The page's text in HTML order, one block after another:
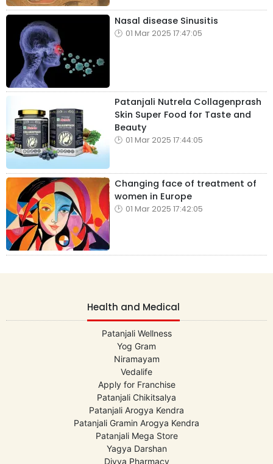
Nasal disease Sinusitis
01 Mar 2025 17:47:05
Patanjali Nutrela Collagenprash
Skin Super Food for Taste and
Beauty
01 Mar 2025 17:44:05
Changing face of treatment of
women in Europe
01 Mar 2025 17:42:05
Health and Medical
Patanjali Wellness
Yog Gram
Niramayam
Vedalife
Apply for Franchise
Patanjali Chikitsalya
Patanjali Arogya Kendra
Patanjali Gramin Arogya Kendra
Patanjali Mega Store
Yagya Darshan
Divya Pharmacy